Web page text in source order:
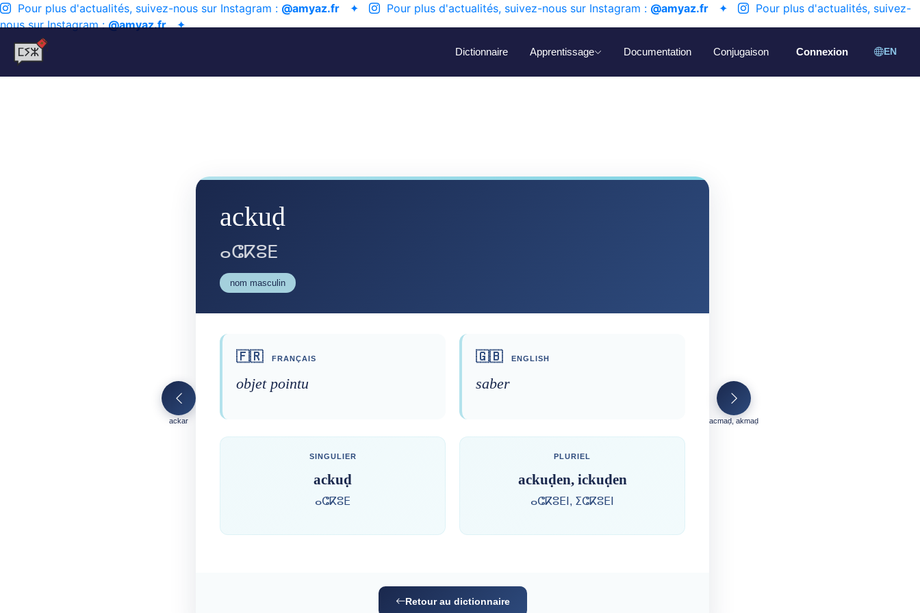
Pour plus d'actualités, suivez-nous sur Instagram : @amyaz.fr ✦ Pour plus d'actualités, suivez-nous sur Instagram : @amyaz.fr ✦
Pour plus d'actualités, suivez-
nous sur Instagram :@amyaz.fr✦
Dictionnaire Apprentissage Documentation Conjugaison Connexion EN
ackar
ackuḍ
ⴰⵛⴽⵓⴹ
nom masculin
🇫🇷 FRANÇAIS
objet pointu
🇬🇧 ENGLISH
saber
SINGULIER
ackuḍ
ⴰⵛⴽⵓⴹ
PLURIEL
ackuḍen, ickuḍen
ⴰⵛⴽⵓⴹⵏ, ⵉⵛⴽⵓⴹⵏ
Retour au dictionnaire
acmaḍ, akmaḍ